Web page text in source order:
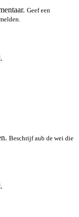
Geef een
Beschrijf aub de wei die